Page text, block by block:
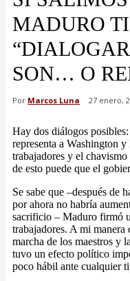
MADURO
SON… O
Por Marcos Luna 27 enero,
Hay dos diálogos
representa a Washington
trabajadores y el
de esto puede que el
Se sabe que –después de
por ahora no habría
sacrificio – Maduro firmó
trabajadores. A mi manera
marcha de los maestros y
tuvo un efecto político
poco hábil ante cualquier